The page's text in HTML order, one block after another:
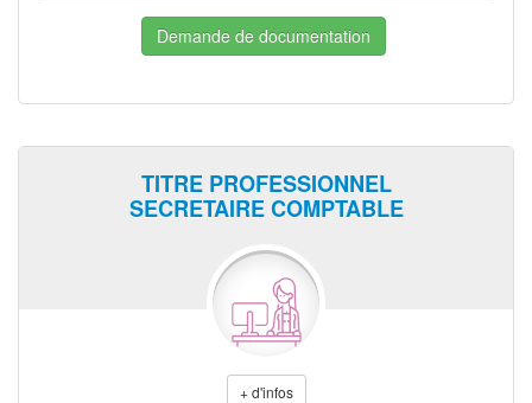
Demande de documentation
TITRE PROFESSIONNEL
SECRETAIRE COMPTABLE
+ d'infos